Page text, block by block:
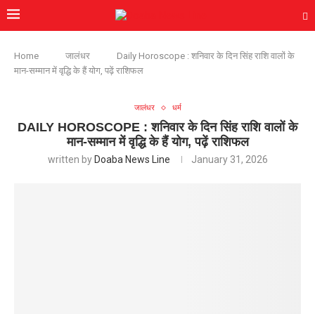
Home जालंधर
Daily Horoscope : शनिवार के दिन सिंह राशि वालों के
मान-सम्मान में वृद्धि के हैं योग, पढ़ें राशिफल
जालंधर धर्म
DAILY HOROSCOPE : शनिवार के दिन सिंह राशि वालों के
मान-सम्मान में वृद्धि के हैं योग, पढ़ें राशिफल
written by Doaba News Line January 31, 2026